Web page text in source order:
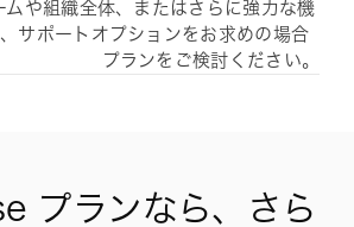
ムや組織全体、またはさらに強力な機
サポートオプションをお求めの場合
プランをご検討ください。
プランなら、さら